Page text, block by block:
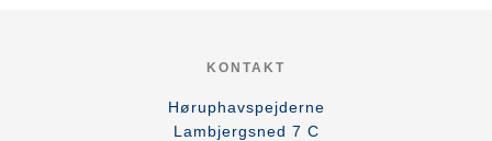
KONTAKT
Høruphavspejderne
Lambjergsned 7 C